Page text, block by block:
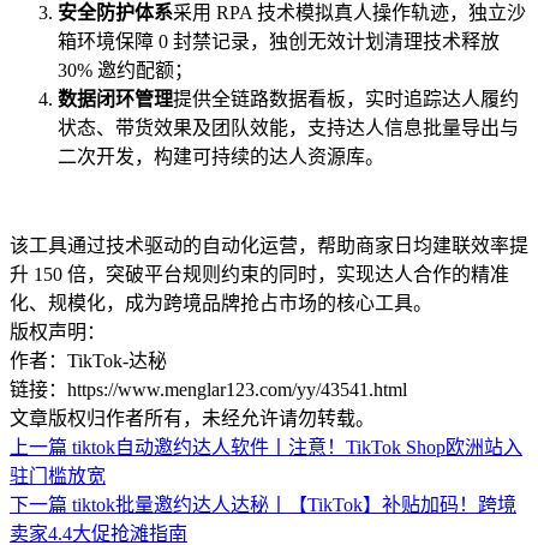
安全防护体系采用 RPA 技术模拟真人操作轨迹，独立沙
箱环境保障 0 封禁记录，独创无效计划清理技术释放
30% 邀约配额；
数据闭环管理提供全链路数据看板，实时追踪达人履约
状态、带货效果及团队效能，支持达人信息批量导出与
二次开发，构建可持续的达人资源库。
该工具通过技术驱动的自动化运营，帮助商家日均建联效率提
升 150 倍，突破平台规则约束的同时，实现达人合作的精准
化、规模化，成为跨境品牌抢占市场的核心工具。
版权声明：
作者：TikTok-达秘
链接：https://www.menglar123.com/yy/43541.html
文章版权归作者所有，未经允许请勿转载。
上一篇 tiktok自动邀约达人软件丨注意！TikTok Shop欧洲站入
驻门槛放宽
下一篇 tiktok批量邀约达人达秘丨【TikTok】补贴加码！跨境
卖家4.4大促抢滩指南